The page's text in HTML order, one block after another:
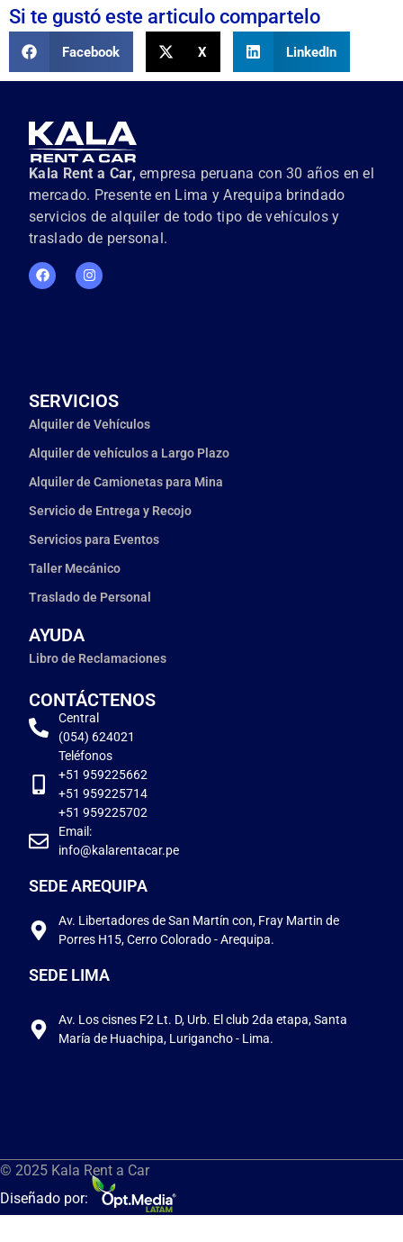
Si te gustó este articulo compartelo
Facebook X LinkedIn
Kala Rent a Car, empresa peruana con 30 años en el
mercado. Presente en Lima y Arequipa brindado
servicios de alquiler de todo tipo de vehículos y
traslado de personal.
SERVICIOS
Alquiler de Vehículos
Alquiler de vehículos a Largo Plazo
Alquiler de Camionetas para Mina
Servicio de Entrega y Recojo
Servicios para Eventos
Taller Mecánico
Traslado de Personal
AYUDA
Libro de Reclamaciones
CONTÁCTENOS
Central
(054) 624021
Teléfonos
+51 959225662
+51 959225714
+51 959225702
Email:
info@kalarentacar.pe
SEDE AREQUIPA
Av. Libertadores de San Martín con, Fray Martin de
Porres H15, Cerro Colorado - Arequipa.
SEDE LIMA
Av. Los cisnes F2 Lt. D, Urb. El club 2da etapa, Santa
María de Huachipa, Lurigancho - Lima.
© 2025 Kala Rent a Car
Diseñado por: